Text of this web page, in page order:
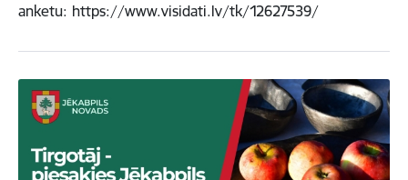
anketu: https://www.visidati.lv/tk/12627539/